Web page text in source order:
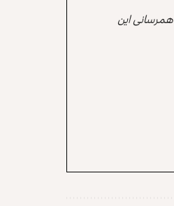
همرسانی این